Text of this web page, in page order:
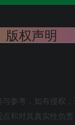
版权声明
参考，如有侵权
和对其真实性负责